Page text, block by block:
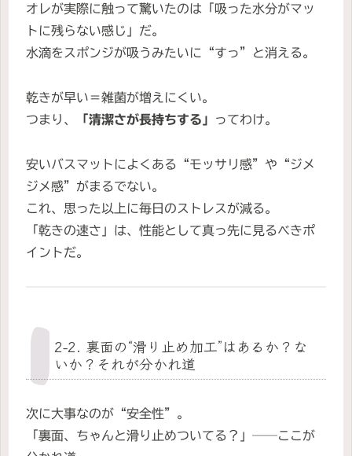
オレが実際に触って驚いたのは「吸った水分がマッ
トに残らない感じ」だ。
水滴をスポンジが吸うみたいに“すっ”と消える。
乾きが早い＝雑菌が増えにくい。
つまり、
「清潔さが長持ちする」 ってわけ。
安いバスマットによくある“モッサリ感”や“ジメ
ジメ感”がまるでない。
これ、思った以上に毎日のストレスが減る。
「乾きの速さ」は、性能として真っ先に見るべきポ
イントだ。
2-2. 裏面の“滑り止め加工”はあるか？な
いか？それが分かれ道
次に大事なのが“安全性”。
「裏面、ちゃんと滑り止めついてる？」──ここが